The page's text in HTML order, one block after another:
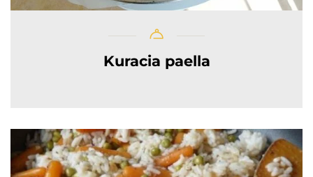
Kuracia paella